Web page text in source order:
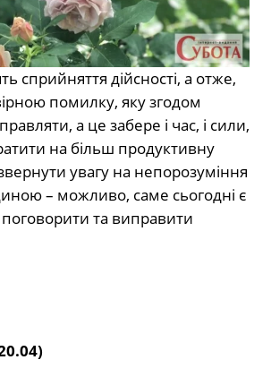
сприйняття дійсності, а отже,
помилку, яку згодом
а це забере і час, і сили,
на більш продуктивну
увагу на непорозуміння
– можливо, саме сьогодні є
та виправити